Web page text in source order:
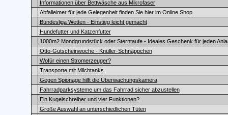
Informationen über Bettwäsche aus Mikrofaser
Abfalleimer für jede Gelegenheit finden Sie hier im Online Shop
Bundesliga Wetten - Einstieg leicht gemacht
Hundefutter und Katzenfutter
1000m2 Mondgrundstück oder Sterntaufe - Ideales Geschenk für jeden
Otto-Gutscheinwoche - Knüller-Schnäppchen
Wofür einen Stromerzeuger?
Transporte mit Milchtanks
Gegen Spionage hilft die Überwachungskamera
Fahrradparksysteme um das Fahrrad sicher abzustellen
Ein Kugelschreiber und vier Funktionen?
Große Auswahl an unterschiedlichen Tüten